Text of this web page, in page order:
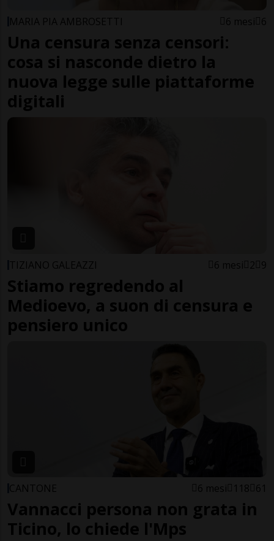
MARIA PIA AMBROSETTI 6 mesi 6
Una censura senza censori:
cosa si nasconde dietro la
nuova legge sulle piattaforme
digitali
TIZIANO GALEAZZI 6 mesi 2 9
Stiamo regredendo al
Medioevo, a suon di censura e
pensiero unico
CANTONE 6 mesi 118 61
Vannacci persona non grata in
Ticino, lo chiede l'Mps